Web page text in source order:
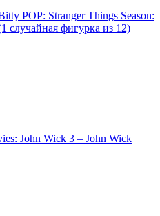
POP: Stranger Things Season:
случайная фигурка из 12)
John Wick 3 – John Wick